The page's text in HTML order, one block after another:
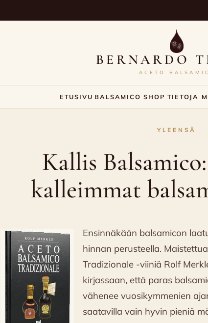
BERNARDO
ACETO
ETUSIVU BALSAMICO SHOP TIETOJA
YLEENSÄ
Kallis
kalleimmat
Ensinnäkään balsamicon
hinnan perusteella.
Tradizionale -viiniä Rolf
kirjassaan, että paras
vähenee vuosikymmenien
saatavilla vain hyvin pieniä